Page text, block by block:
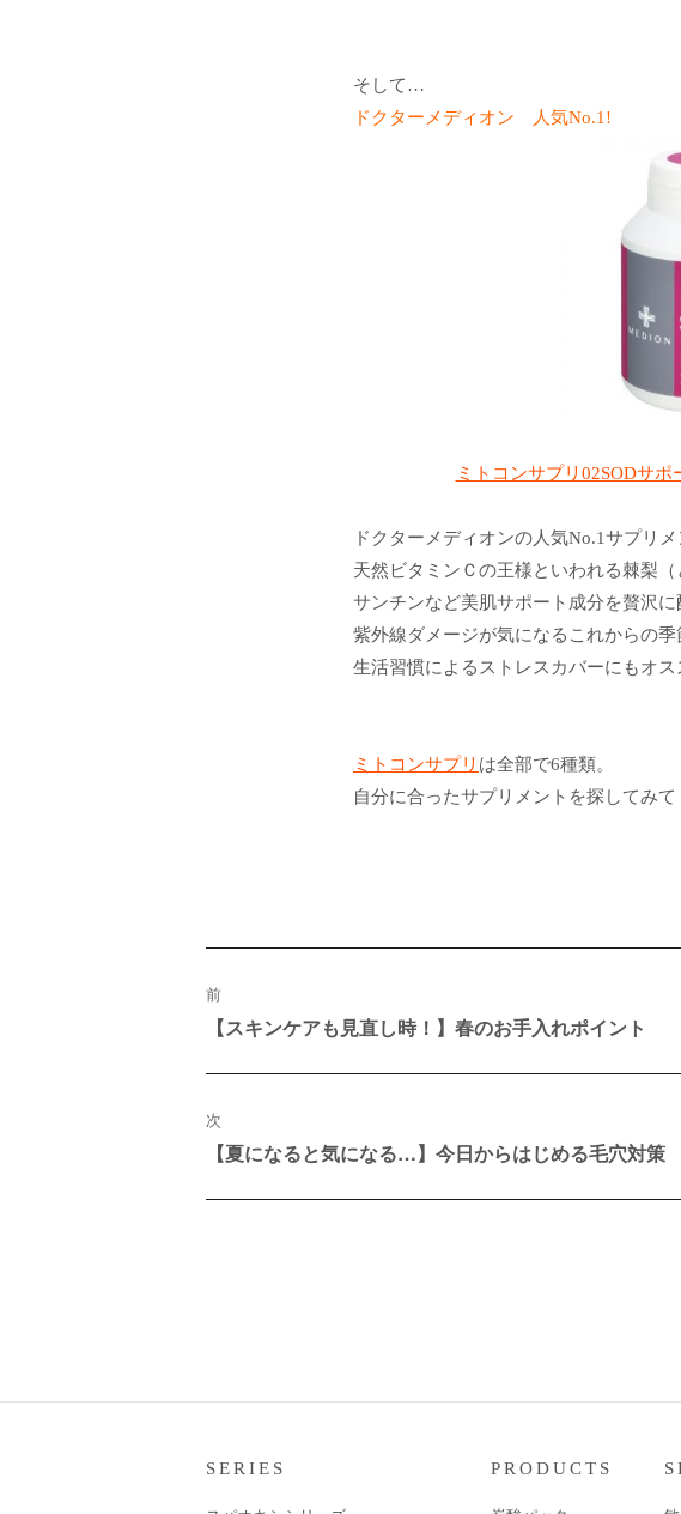
そして…
ドクターメディオン 人気No.1!
ミトコンサプリ02SODサポ
ドクターメディオンの人気No.1サプリ
天然ビタミンＣの王様といわれる棘梨
サンチンなど美肌サポート成分を贅沢に
紫外線ダメージが気になるこれからの
生活習慣によるストレスカバーにもオス
ミトコンサプリ は全部で6種類。
自分に合ったサプリメントを探してみて
ナ
ビ
ゲ
シ
ン
前
過
去
【スキンケアも見直し時！】春のお手入れポイント
次
次
の
【夏になると気になる…】今日からはじめる毛穴対策
SERIES PRODUCTS